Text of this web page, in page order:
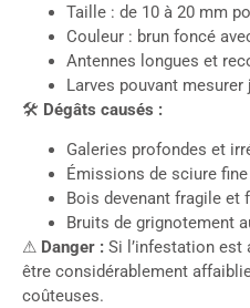
Taille : de 10 à 20 mm
Couleur : brun foncé
Antennes longues et
Larves pouvant mesurer
🛠 Dégâts causés :
Galeries profondes et
Émissions de sciure
Bois devenant fragile et
Bruits de grignotement
⚠ Danger : Si l’infestation est
être considérablement
coûteuses.